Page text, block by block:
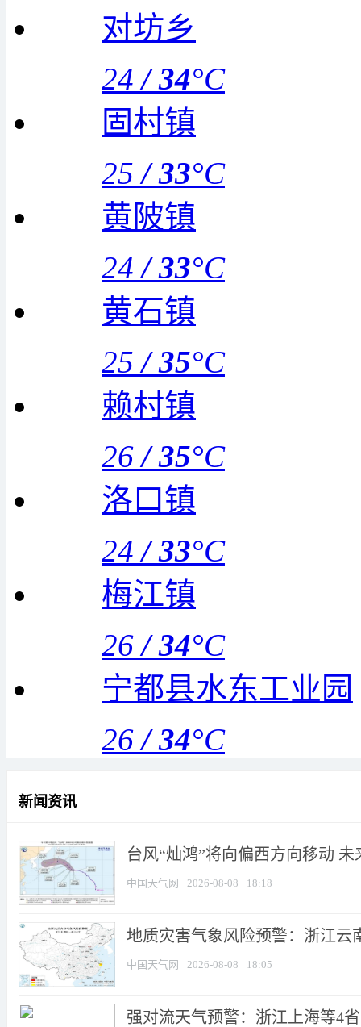
对坊乡
24 /34°C
固村镇
25 /33°C
黄陂镇
24 /33°C
黄石镇
25 /35°C
赖村镇
26 /35°C
洛口镇
24 /33°C
梅江镇
26 /34°C
宁都县水东工业园
26 /34°C
新闻资讯
台风“灿鸿”将向偏西方向移动
中国天气网 2026-08-08 18:18
地质灾害气象风险预警：浙江云
中国天气网 2026-08-08 18:05
强对流天气预警：浙江上海等4